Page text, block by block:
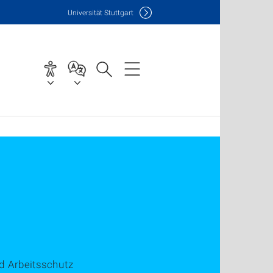
Universität Stuttgart
Arbeitsschutz